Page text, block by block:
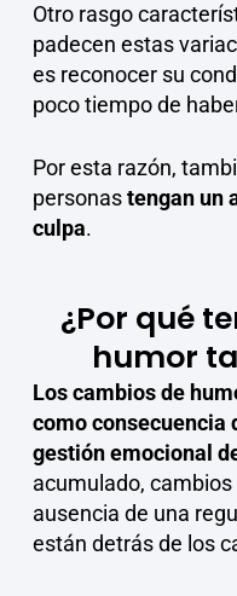
Otro rasgo
padecen estas
es reconocer su
poco tiempo de
Por esta razón,
personastengan un
culpa.
¿Por qué
humor
Los cambios de
como consecuencia
gestión emocional
acumulado,
ausencia de una
están detrás de los